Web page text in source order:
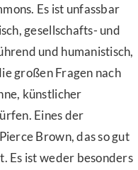
Es ist unfassbar
gesellschafts- und
und humanistisch,
großen Fragen nach
künstlicher
Eines der
Brown, das so gut
Es ist weder besonders